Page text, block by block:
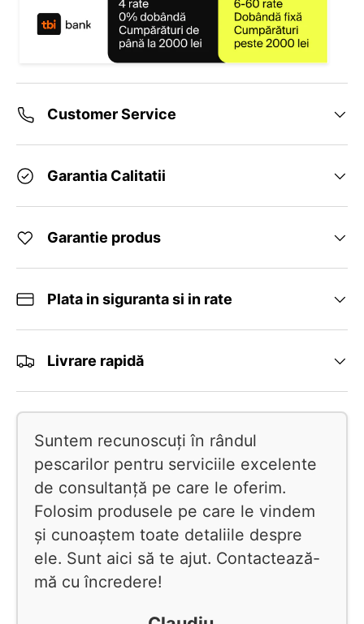
Customer Service
Garantia Calitatii
Garantie produs
Plata in siguranta si in rate
Livrare rapidă
Suntem recunoscuți în rândul
pescarilor pentru serviciile excelente
de consultanță pe care le oferim.
Folosim produsele pe care le vindem
și cunoaștem toate detaliile despre
ele. Sunt aici să te ajut. Contactează-
mă cu încredere!